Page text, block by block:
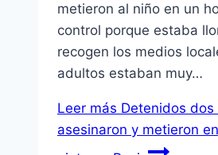
metieron al niño en un
control porque estaba
recogen los medios
adultos estaban muy…
Leer más Detenidos
asesinaron y metieron